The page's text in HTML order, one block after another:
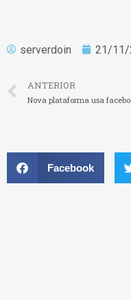
serverdoin 21/11/
ANTERIOR
Facebook